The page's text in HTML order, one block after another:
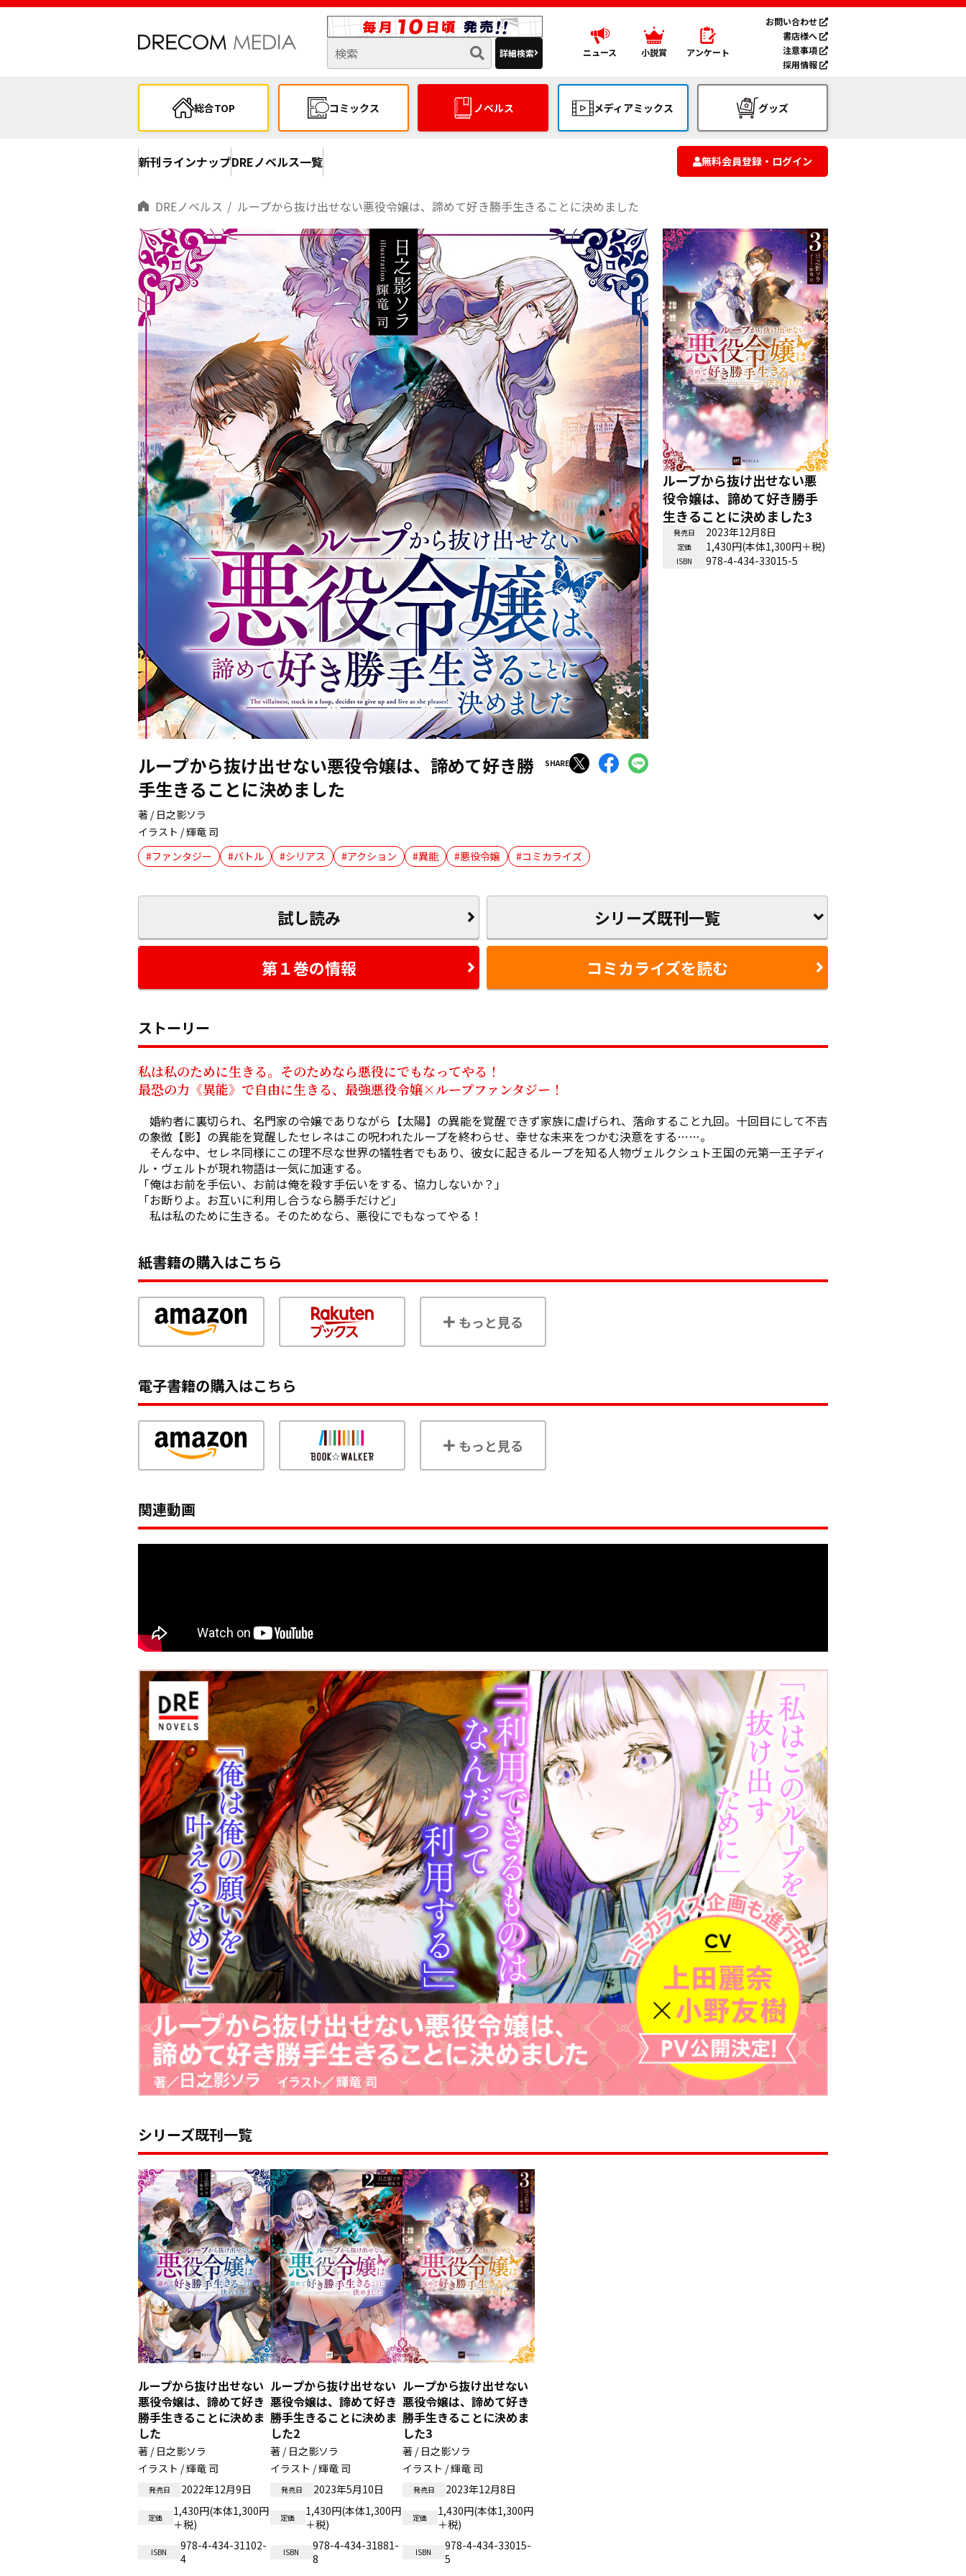
詳細検索 ニュース 小説賞 アンケート
お問い合わせ
書店様へ
注意事項
採用情報
総合TOP コミックス ノベルス メディアミックス グッズ
新刊ラインナップDREノベルス一覧 無料会員登録・ログイン
DREノベルス ループから抜け出せない悪役令嬢は、諦めて好き勝手生きることに決めました
ループから抜け出せない悪役令嬢は、諦めて好き勝
手生きることに決めました
SHARE
著 / 日之影ソラ
イラスト / 輝竜 司
ファンタジー
バトル シリアス アクション 異能 悪役令嬢 コミカライズ
ループから抜け出せない悪
役令嬢は、諦めて好き勝手
生きることに決めました3
発売日 2023年12月8日
定価 1,430円(本体1,300円＋税)
ISBN 978-4-434-33015-5
試し読み シリーズ既刊一覧
第１巻の情報 コミカライズを読む
ストーリー
私は私のために生きる。そのためなら悪役にでもなってやる！
最恐の力《異能》で自由に生きる、最強悪役令嬢×ループファンタジー！
婚約者に裏切られ、名門家の令嬢でありながら【太陽】の異能を覚醒できず家族に虐げられ、落命すること九回。十回目にして不吉
の象徴【影】の異能を覚醒したセレネはこの呪われたループを終わらせ、幸せな未来をつかむ決意をする……。
そんな中、セレネ同様にこの理不尽な世界の犠牲者でもあり、彼女に起きるループを知る人物ヴェルクシュト王国の元第一王子ディ
ル・ヴェルトが現れ物語は一気に加速する――。
「俺はお前を手伝い、お前は俺を殺す手伝いをする、協力しないか？」
「お断りよ。お互いに利用し合うなら勝手だけど」
私は私のために生きる。そのためなら、悪役にでもなってやる！
紙書籍の購入はこちら
もっと見る
電子書籍の購入はこちら
もっと見る
関連動画
シリーズ既刊一覧
ループから抜け出せない
悪役令嬢は、諦めて好き
勝手生きることに決めま
した
著 / 日之影ソラ
イラスト / 輝竜 司
発売日 2022年12月9日
定価
1,430円(本体1,300円
＋税)
ISBN
978-4-434-31102-
4
ループから抜け出せない
悪役令嬢は、諦めて好き
勝手生きることに決めま
した2
著 / 日之影ソラ
イラスト / 輝竜 司
発売日 2023年5月10日
定価
1,430円(本体1,300円
＋税)
ISBN
978-4-434-31881-
8
ループから抜け出せない
悪役令嬢は、諦めて好き
勝手生きることに決めま
した3
著 / 日之影ソラ
イラスト / 輝竜 司
発売日 2023年12月8日
定価
1,430円(本体1,300円
＋税)
ISBN
978-4-434-33015-
5